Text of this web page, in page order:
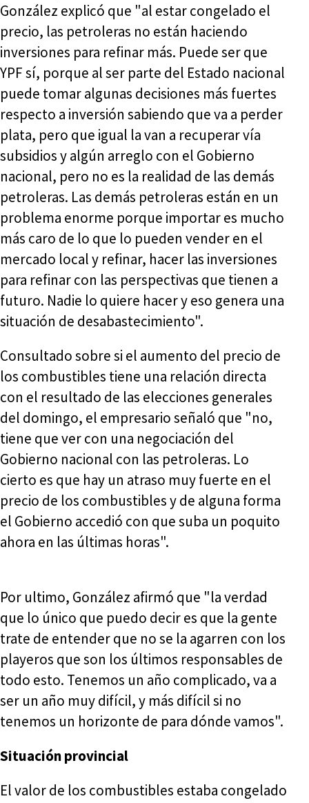
González explicó que "al estar congelado el
precio, las petroleras no están haciendo
inversiones para refinar más. Puede ser que
YPF sí, porque al ser parte del Estado nacional
puede tomar algunas decisiones más fuertes
respecto a inversión sabiendo que va a perder
plata, pero que igual la van a recuperar vía
subsidios y algún arreglo con el Gobierno
nacional, pero no es la realidad de las demás
petroleras. Las demás petroleras están en un
problema enorme porque importar es mucho
más caro de lo que lo pueden vender en el
mercado local y refinar, hacer las inversiones
para refinar con las perspectivas que tienen a
futuro. Nadie lo quiere hacer y eso genera una
situación de desabastecimiento".
Consultado sobre si el aumento del precio de
los combustibles tiene una relación directa
con el resultado de las elecciones generales
del domingo, el empresario señaló que "no,
tiene que ver con una negociación del
Gobierno nacional con las petroleras. Lo
cierto es que hay un atraso muy fuerte en el
precio de los combustibles y de alguna forma
el Gobierno accedió con que suba un poquito
ahora en las últimas horas".
Por ultimo, González afirmó que "la verdad
que lo único que puedo decir es que la gente
trate de entender que no se la agarren con los
playeros que son los últimos responsables de
todo esto. Tenemos un año complicado, va a
ser un año muy difícil, y más difícil si no
tenemos un horizonte de para dónde vamos".
Situación provincial
El valor de los combustibles estaba congelado